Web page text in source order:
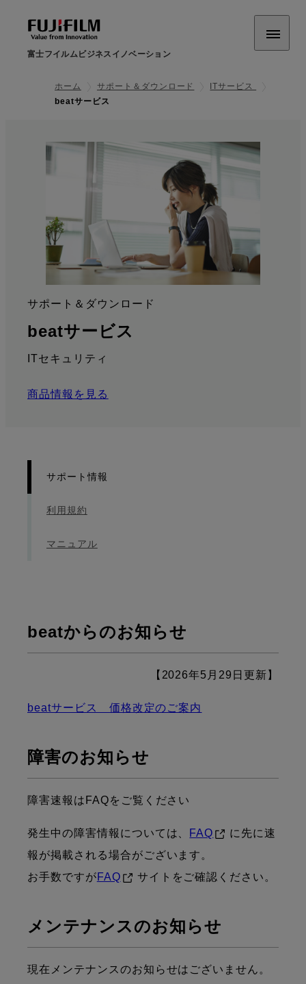
富士フイルムビジネスイノベーション
ホーム サポート＆ダウンロード
ITサービス
beatサービス
サポート＆ダウンロード
:
beatサービス
ITセキュリティ
商品情報を見る
サポート情報
利用規約
マニュアル
beatからのお知らせ
【2026年5月29日更新】
beatサービス 価格改定のご案内
障害のお知らせ
障害速報はFAQをご覧ください
発生中の障害情報については、 FAQ
に先に速
報が掲載される場合がございます。
お手数ですが FAQ サイトをご確認ください。
メンテナンスのお知らせ
現在メンテナンスのお知らせはございません。